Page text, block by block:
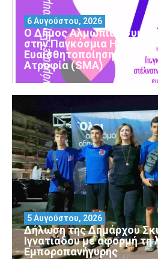
Ο Δήμος Αλμωπίας
στην Παγκόσμια Ημέρα
Ευαισθητοποίησης για
Ατροφία (SMA)
6 Αυγούστου, 2026
Δήλωση της Δημάρχου
Ιγνατιάδου με αφορμή τη
Εμποροπανήγυρης
5 Αυγούστου, 2026